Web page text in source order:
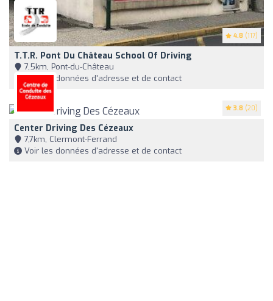
4.8 (117)
T.t.r. Pont Du Château School Of Driving
7,5km, Pont-du-Château
Voir les données d'adresse et de contact
3.8 (20)
Center Driving Des Cézeaux
7,7km, Clermont-Ferrand
Voir les données d'adresse et de contact